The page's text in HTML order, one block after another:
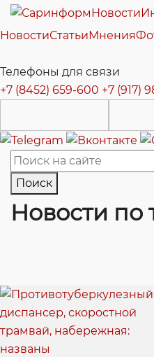
Новости
НовостиСтатьиМнения
Телефоны для связи
+7 (8452) 659-600 +7 (917)
Поиск
Новости по